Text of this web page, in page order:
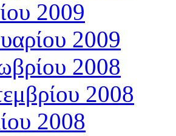
2009
2009
2008
2008
2008